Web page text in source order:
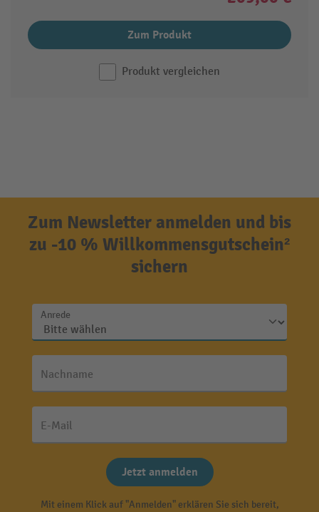
Zum Produkt
Produkt vergleichen
Zum Newsletter anmelden und bis
zu -10 % Willkommensgutschein²
sichern
Anrede
Nachname
E-Mail
Jetzt anmelden
Mit einem Klick auf "Anmelden" erklären Sie sich bereit,